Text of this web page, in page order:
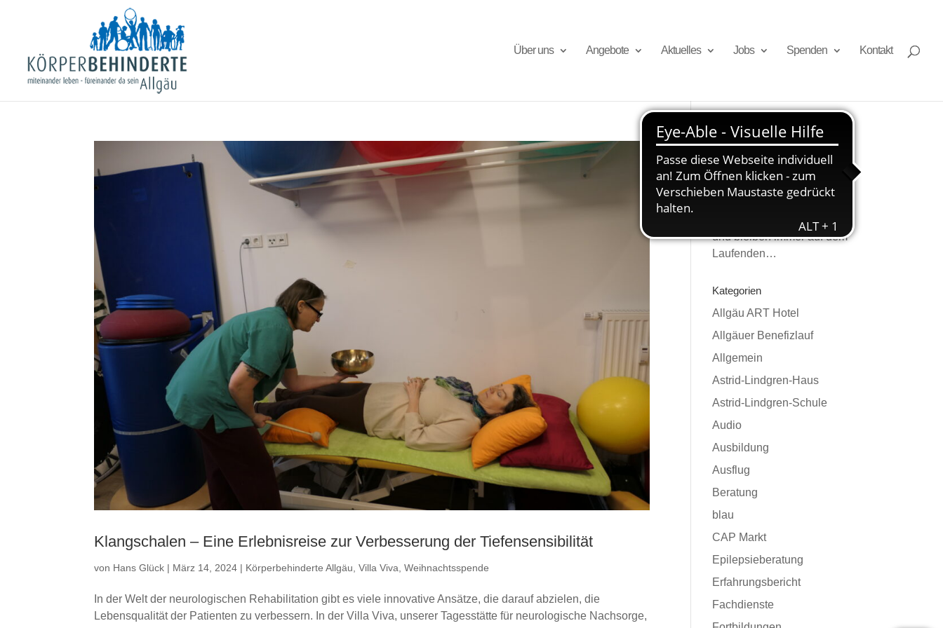
Über uns Angebote Aktuelles Jobs Spenden Kontakt
Klangschalen – Eine Erlebnisreise zur Verbesserung der Tiefensensibilität
von Hans Glück | März 14, 2024 | Körperbehinderte Allgäu,Villa Viva,Weihnachtsspende
In der Welt der neurologischen Rehabilitation gibt es viele innovative Ansätze, die darauf abzielen, die
Lebensqualität der Patienten zu verbessern. In der Villa Viva, unserer Tagesstätte für neurologische Nachsorge,
Newsletter
Melden Sie sich an
und bleiben immer auf dem
Laufenden…
Kategorien
Allgäu ART Hotel
Allgäuer Benefizlauf
Allgemein
Astrid-Lindgren-Haus
Astrid-Lindgren-Schule
Audio
Ausbildung
Ausflug
Beratung
blau
CAP Markt
Epilepsieberatung
Erfahrungsbericht
Fachdienste